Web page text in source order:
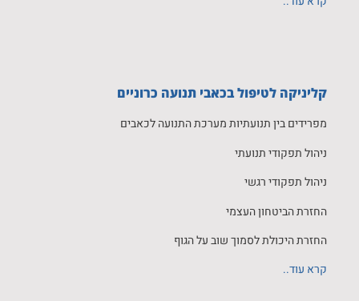
קליניקה לטיפול בכאבי תנועה כרוניים
מפרידים בין תנועתיות מערכת התנועה לכאבים
ניהול תפקודי תנועתי
ניהול תפקודי רגשי
החזרת הביטחון העצמי
החזרת היכולת לסמוך שוב על הגוף
קרא עוד..